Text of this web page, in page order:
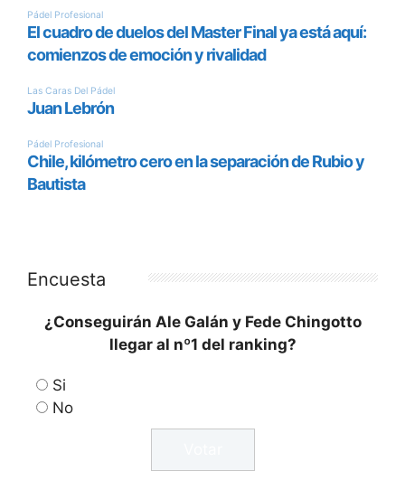
Encuesta
¿Conseguirán Ale Galán y Fede Chingotto
llegar al nº1 del ranking?
Si
No